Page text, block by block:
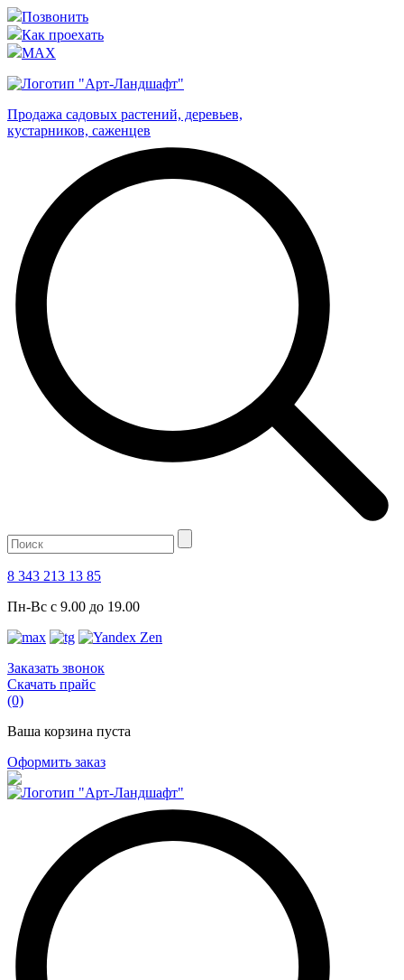
Позвонить
Как проехать
MAX
Продажа садовых растений, деревьев,
кустарников, саженцев
8 343 213 13 85
Пн-Вс с 9.00 до 19.00
Заказать звонок
Скачать прайс
(0)
Ваша корзина пуста
Оформить заказ